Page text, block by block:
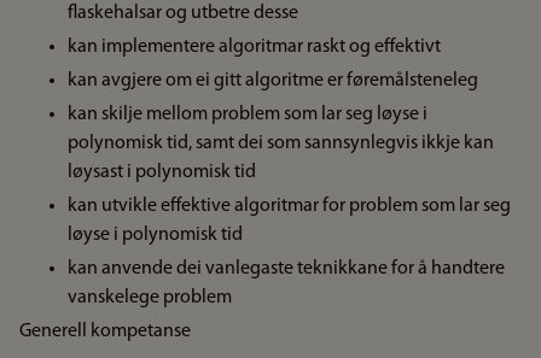
flaskehalsar og utbetre desse
kan implementere algoritmar raskt og effektivt
kan avgjere om ei gitt algoritme er føremålsteneleg
kan skilje mellom problem som lar seg løyse i
polynomisk tid, samt dei som sannsynlegvis ikkje kan
løysast i polynomisk tid
kan utvikle effektive algoritmar for problem som lar seg
løyse i polynomisk tid
kan anvende dei vanlegaste teknikkane for å handtere
vanskelege problem
Generell kompetanse